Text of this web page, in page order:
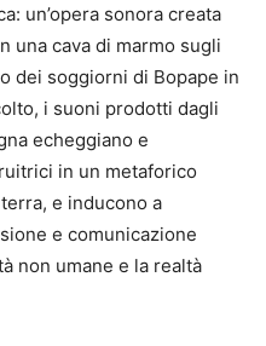
un’opera sonora creata
una cava di marmo sugli
dei soggiorni di Bopape in
i suoni prodotti dagli
echeggiano e
in un metaforico
e inducono a
e comunicazione
non umane e la realtà